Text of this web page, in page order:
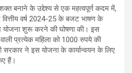
बनाने के उद्देश्य से एक महत्वपूर्ण कदम में,
वित्तीय वर्ष 2024-25 के बजट भाषण के
योजना शुरू करने की घोषणा की। इस
प्रत्येक महिला को 1000 रुपये की
सरकार ने इस योजना के कार्यान्वयन के लिए
हैं।